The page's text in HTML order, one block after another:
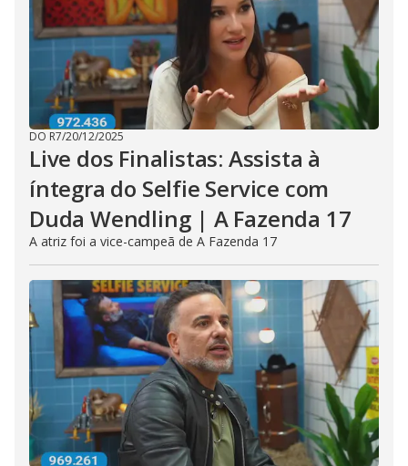
DO R7/20/12/2025
Live dos Finalistas: Assista à
íntegra do Selfie Service com
Duda Wendling | A Fazenda 17
A atriz foi a vice-campeã de A Fazenda 17